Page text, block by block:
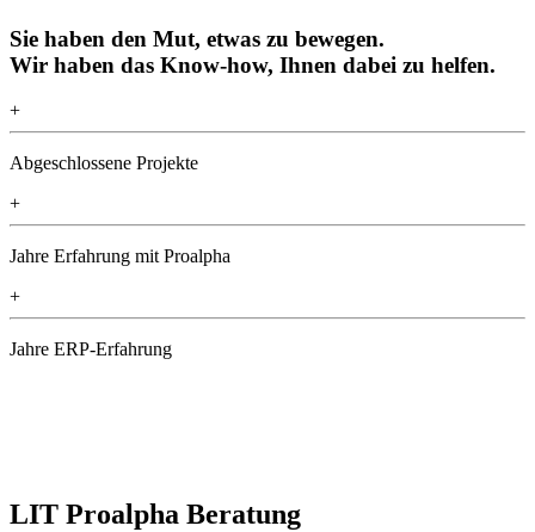
Sie haben den Mut, etwas zu bewegen.
Wir haben das Know-how, Ihnen dabei zu helfen.
+
Abgeschlossene Projekte
+
Jahre Erfahrung mit Proalpha
+
Jahre ERP-Erfahrung
LIT Proalpha Beratung